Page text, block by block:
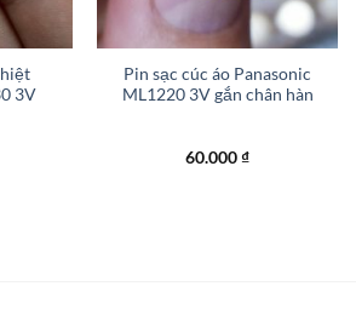
3V
Pin sạc cúc áo Panasonic
ML1220 3V gắn chân hàn
60.000₫